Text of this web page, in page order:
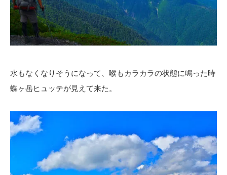
水もなくなりそうになって、喉もカラカラの状態に鳴った時
蝶ヶ岳ヒュッテが見えて来た。